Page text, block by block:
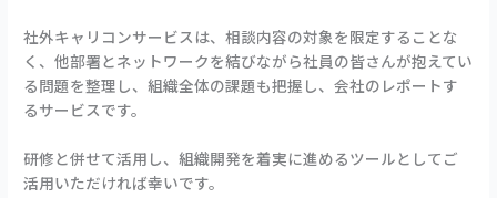
社外キャリコンサービスは、相談内容の対象を限定することな
く、他部署とネットワークを結びながら社員の皆さんが抱えてい
る問題を整理し、組織全体の課題も把握し、会社のレポートす
るサービスです。
研修と併せて活用し、組織開発を着実に進めるツールとしてご
活用いただければ幸いです。